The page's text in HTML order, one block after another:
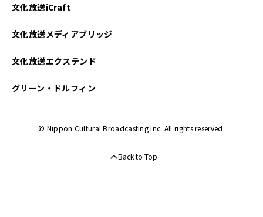
2022年09月
2022年08月
2022年07月
文化放送iCraft
文化放送メディアブリッジ
文化放送エクステンド
グリーン・ドルフィン
© Nippon Cultural Broadcasting Inc. All rights reserved.
Back to Top